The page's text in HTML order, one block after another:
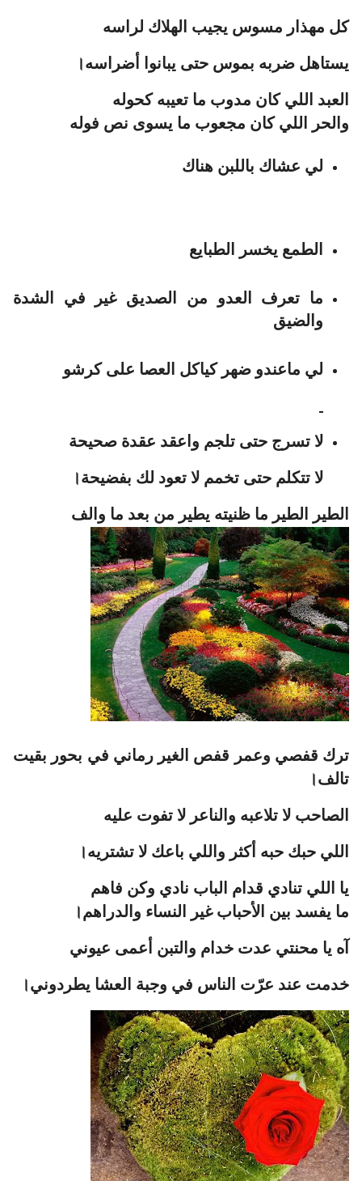
كل مهذار مسوس يجيب الهلاك لراسه
يستاهل ضربه بموس حتى يبانوا أضراسه।
العبد اللي كان مدوب ما تعيبه كحوله
والحر اللي كان مجعوب ما يسوى نص فوله
لي عشاك باللبن هناك
الطمع يخسر الطبايع
ما تعرف العدو من الصديق غير في الشدة
والضيق
لي ماعندو ضهر كياكل العصا على كرشو
لا تسرج حتى تلجم واعقد عقدة صحيحة
لا تتكلم حتى تخمم لا تعود لك بفضيحة।
الطير الطير ما ظنيته يطير من بعد ما والف
ترك قفصي وعمر قفص الغير رماني في بحور بقيت
تالف।
الصاحب لا تلاعبه والناعر لا تفوت عليه
اللي حبك حبه أكثر واللي باعك لا تشتريه।
يا اللي تنادي قدام الباب نادي وكن فاهم
ما يفسد بين الأحباب غير النساء والدراهم।
آه يا محنتي عدت خدام والتبن أعمى عيوني
خدمت عند عرّت الناس في وجبة العشا يطردوني।